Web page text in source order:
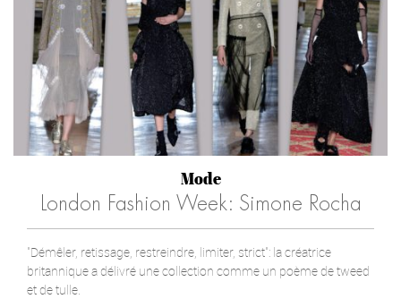
Mode
London Fashion Week: Simone Rocha
"Démêler, retissage, restreindre, limiter, strict": la créatrice
britannique a délivré une collection comme un poème de tweed
et de tulle.